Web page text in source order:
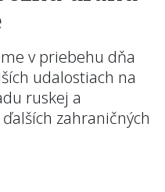
v priebehu dňa
udalostiach na
ruskej a
zahraničných